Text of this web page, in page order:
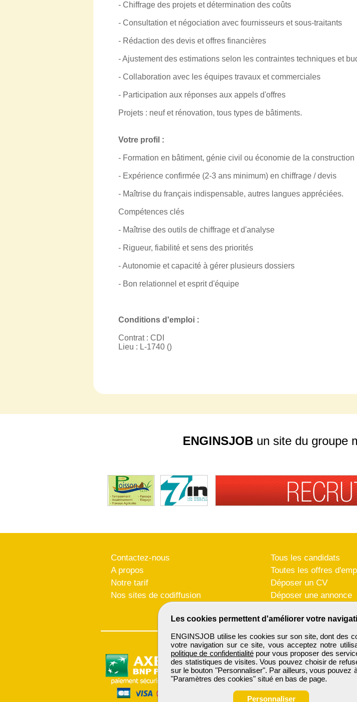
- Chiffrage des projets et détermination des coûts
- Consultation et négociation avec fournisseurs et sous-traitants
- Rédaction des devis et offres financières
- Ajustement des estimations selon les contraintes techniques et
- Collaboration avec les équipes travaux et commerciales
- Participation aux réponses aux appels d'offres
Projets : neuf et rénovation, tous types de bâtiments.
Votre profil :
- Formation en bâtiment, génie civil ou économie de la construction
- Expérience confirmée (2-3 ans minimum) en chiffrage / devis
- Maîtrise du français indispensable, autres langues appréciées.
Compétences clés
- Maîtrise des outils de chiffrage et d'analyse
- Rigueur, fiabilité et sens des priorités
- Autonomie et capacité à gérer plusieurs dossiers
- Bon relationnel et esprit d'équipe
Conditions d'emploi :
Contrat : CDI
Lieu : L-1740 ()
Les cookies permettent d'améliorer votre
ENGINSJOB utilise les cookies sur son site, dont des
votre navigation sur ce site, vous acceptez notre
politique de confidentialitépour vous proposer des
des statistiques de visites. Vous pouvez choisir de
sur le bouton "Personnaliser". Par ailleurs, vous pouvez
"Paramètres des cookies" situé en bas de page.
Personnaliser
ENGINSJOB un site du groupe
Contactez-nous
A propos
Notre tarif
Nos sites de codiffusion
Tous les candidats
Toutes les offres
Déposer un CV
Déposer une annonce